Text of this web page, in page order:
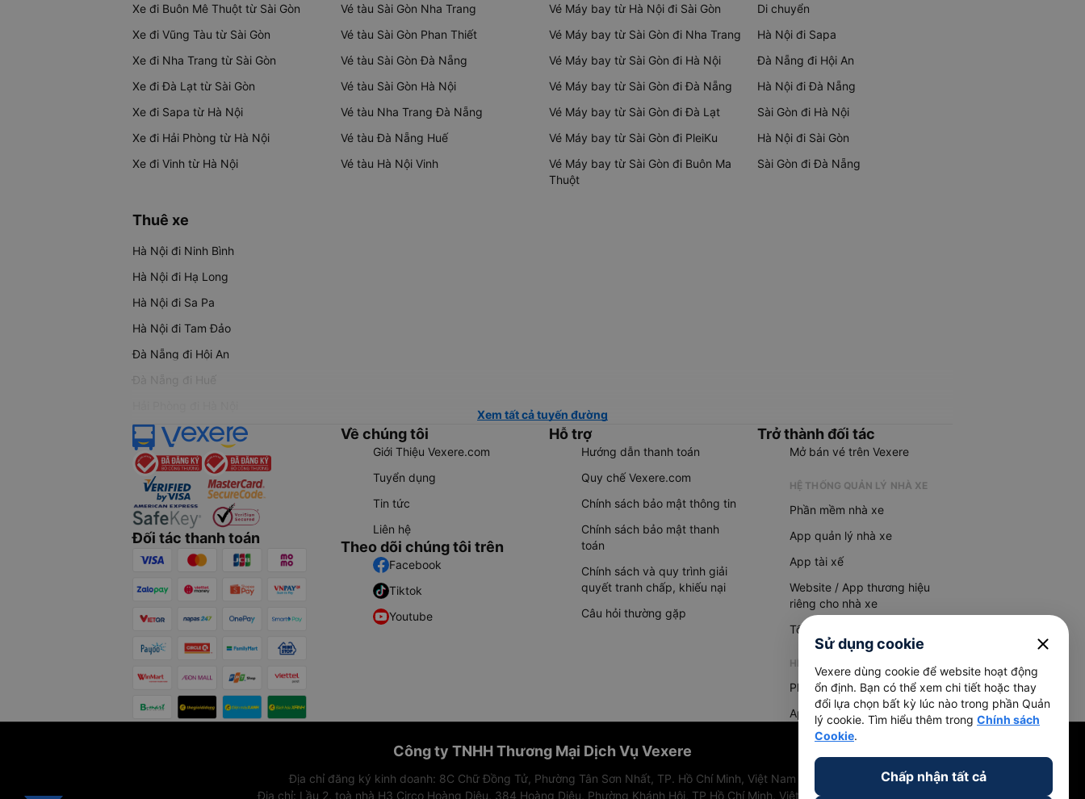
Xe đi Buôn Mê Thuột từ Sài Gòn
Xe đi Vũng Tàu từ Sài Gòn
Xe đi Nha Trang từ Sài Gòn
Xe đi Đà Lạt từ Sài Gòn
Xe đi Sapa từ Hà Nội
Xe đi Hải Phòng từ Hà Nội
Xe đi Vinh từ Hà Nội
Vé tàu Sài Gòn Nha Trang
Vé tàu Sài Gòn Phan Thiết
Vé tàu Sài Gòn Đà Nẵng
Vé tàu Sài Gòn Hà Nội
Vé tàu Nha Trang Đà Nẵng
Vé tàu Đà Nẵng Huế
Vé tàu Hà Nội Vinh
Vé Máy bay từ Hà Nội đi Sài Gòn
Vé Máy bay từ Sài Gòn đi Nha Trang
Vé Máy bay từ Sài Gòn đi Hà Nội
Vé Máy bay từ Sài Gòn đi Đà Nẵng
Vé Máy bay từ Sài Gòn đi Đà Lạt
Vé Máy bay từ Sài Gòn đi PleiKu
Vé Máy bay từ Sài Gòn đi Buôn Ma
Thuột
Di chuyển
Hà Nội đi Sapa
Đà Nẵng đi Hội An
Hà Nội đi Đà Nẵng
Sài Gòn đi Hà Nội
Hà Nội đi Sài Gòn
Sài Gòn đi Đà Nẵng
Thuê xe
Hà Nội đi Ninh Bình
Hà Nội đi Hạ Long
Hà Nội đi Sa Pa
Hà Nội đi Tam Đảo
Đà Nẵng đi Hội An
Đà Nẵng đi Huế
Xem tất cả tuyến đường
Đối tác thanh toán
Về chúng tôi
Giới Thiệu Vexere.com
Tuyển dụng
Tin tức
Liên hệ
Theo dõi chúng tôi trên
Facebook
Tiktok
Youtube
Hỗ trợ
Hướng dẫn thanh toán
Quy chế Vexere.com
Chính sách bảo mật thông tin
Chính sách bảo mật thanh
toán
Chính sách và quy trình giải
quyết tranh chấp, khiếu nại
Câu hỏi thường gặp
Trở thành đối tác
Mở bán vé trên Vexere
HỆ THỐNG QUẢN LÝ NHÀ XE
Phần mềm nhà xe
App quản lý nhà xe
App tài xế
Website / App thương hiệu
riêng cho nhà xe
Tổng đài AI
HỆ THỐNG QUẢN LÝ HÀNG HOÁ
Phần mềm quản lý hàng hoá
App quản lý hàng hoá
Công ty TNHH Thương Mại Dịch Vụ Vexere
Địa chỉ đăng ký kinh doanh: 8C Chữ Đồng Tử, Phường Tân Sơn Nhất, TP. Hồ Chí Minh, Việt Nam
Địa chỉ: Lầu 2, toà nhà H3 Circo Hoàng Diệu, 384 Hoàng Diệu, Phường Khánh Hội, TP Hồ Chí Minh, Việt Nam
Sử dụng cookie close
Vexere dùng cookie để website hoạt động
ổn định. Bạn có thể xem chi tiết hoặc thay
đổi lựa chọn bất kỳ lúc nào trong phần Quản
lý cookie. Tìm hiểu thêm trong Chính sách
Cookie.
Chấp nhận tất cả